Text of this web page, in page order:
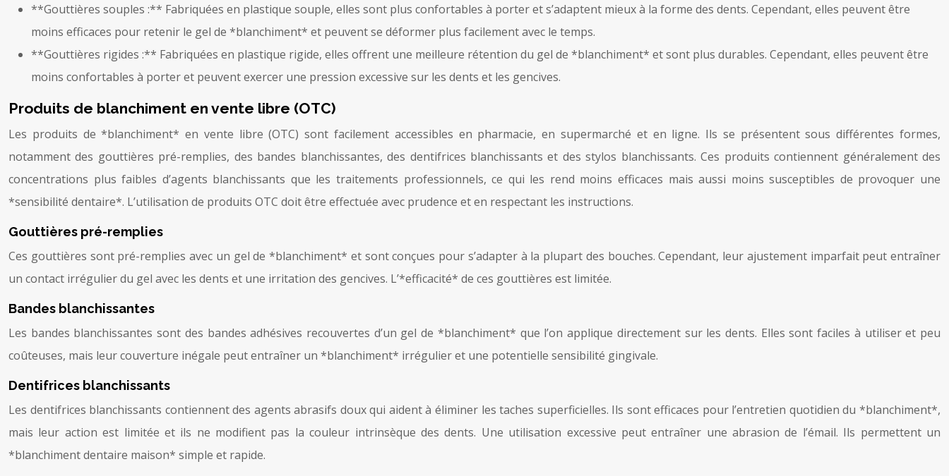
**Gouttières souples :** Fabriquées en plastique souple, elles sont plus confortables à porter et s’adaptent mieux à la forme des dents. Cependant, elles peuvent être
moins efficaces pour retenir le gel de *blanchiment* et peuvent se déformer plus facilement avec le temps.
**Gouttières rigides :** Fabriquées en plastique rigide, elles offrent une meilleure rétention du gel de *blanchiment* et sont plus durables. Cependant, elles peuvent être
moins confortables à porter et peuvent exercer une pression excessive sur les dents et les gencives.
Produits de blanchiment en vente libre (OTC)
Les produits de *blanchiment* en vente libre (OTC) sont facilement accessibles en pharmacie, en supermarché et en ligne. Ils se présentent sous différentes formes,
notamment des gouttières pré-remplies, des bandes blanchissantes, des dentifrices blanchissants et des stylos blanchissants. Ces produits contiennent généralement des
concentrations plus faibles d’agents blanchissants que les traitements professionnels, ce qui les rend moins efficaces mais aussi moins susceptibles de provoquer une
*sensibilité dentaire*. L’utilisation de produits OTC doit être effectuée avec prudence et en respectant les instructions.
Gouttières pré-remplies
Ces gouttières sont pré-remplies avec un gel de *blanchiment* et sont conçues pour s’adapter à la plupart des bouches. Cependant, leur ajustement imparfait peut entraîner
un contact irrégulier du gel avec les dents et une irritation des gencives. L’*efficacité* de ces gouttières est limitée.
Bandes blanchissantes
Les bandes blanchissantes sont des bandes adhésives recouvertes d’un gel de *blanchiment* que l’on applique directement sur les dents. Elles sont faciles à utiliser et peu
coûteuses, mais leur couverture inégale peut entraîner un *blanchiment* irrégulier et une potentielle sensibilité gingivale.
Dentifrices blanchissants
Les dentifrices blanchissants contiennent des agents abrasifs doux qui aident à éliminer les taches superficielles. Ils sont efficaces pour l’entretien quotidien du *blanchiment*,
mais leur action est limitée et ils ne modifient pas la couleur intrinsèque des dents. Une utilisation excessive peut entraîner une abrasion de l’émail. Ils permettent un
*blanchiment dentaire maison* simple et rapide.